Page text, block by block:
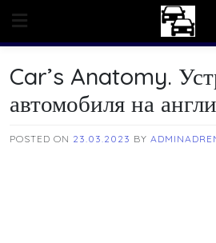
content
Car’s Anatomy.
автомобиля на
POSTED ON 23.03.2023 BY